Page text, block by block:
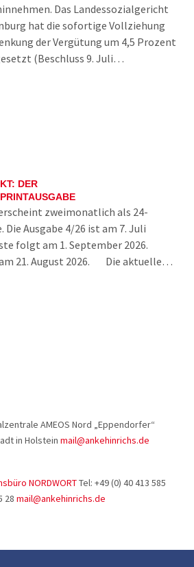
Das Landessozialgericht
hat die sofortige Vollziehung
der Vergütung um 4,5 Prozent
(Beschluss 9. Juli…
DER
erscheint zweimonatlich als 24-
Ausgabe 4/26 ist am 7. Juli
folgt am 1. September 2026.
21. August 2026. Die aktuelle…
AMEOS Nord „Eppendorfer“
in Holstein mail@ankehinrichs.de
NORDWORTTel: +49 (0) 40 413 585
28 mail@ankehinrichs.de